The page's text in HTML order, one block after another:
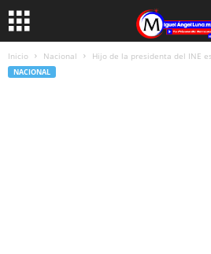
Inicio Nacional Hijo de la presidenta del INE
NACIONAL